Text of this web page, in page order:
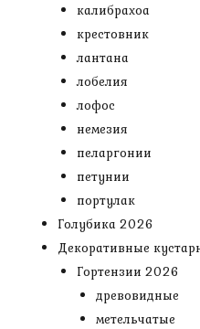
калибрахоа
крестовник
лантана
лобелия
лофос
немезия
пеларгонии
петунии
портулак
Голубика 2026
Декоративные
Гортензии 2026
древовидные
метельчатые